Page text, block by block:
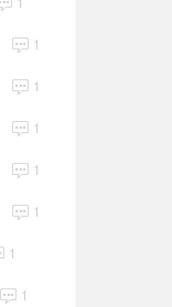
1
1
1
1
1
1
1